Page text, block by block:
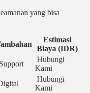
yang bisa
Estimasi
Biaya (IDR)
Hubungi
Kami
Hubungi
Kami